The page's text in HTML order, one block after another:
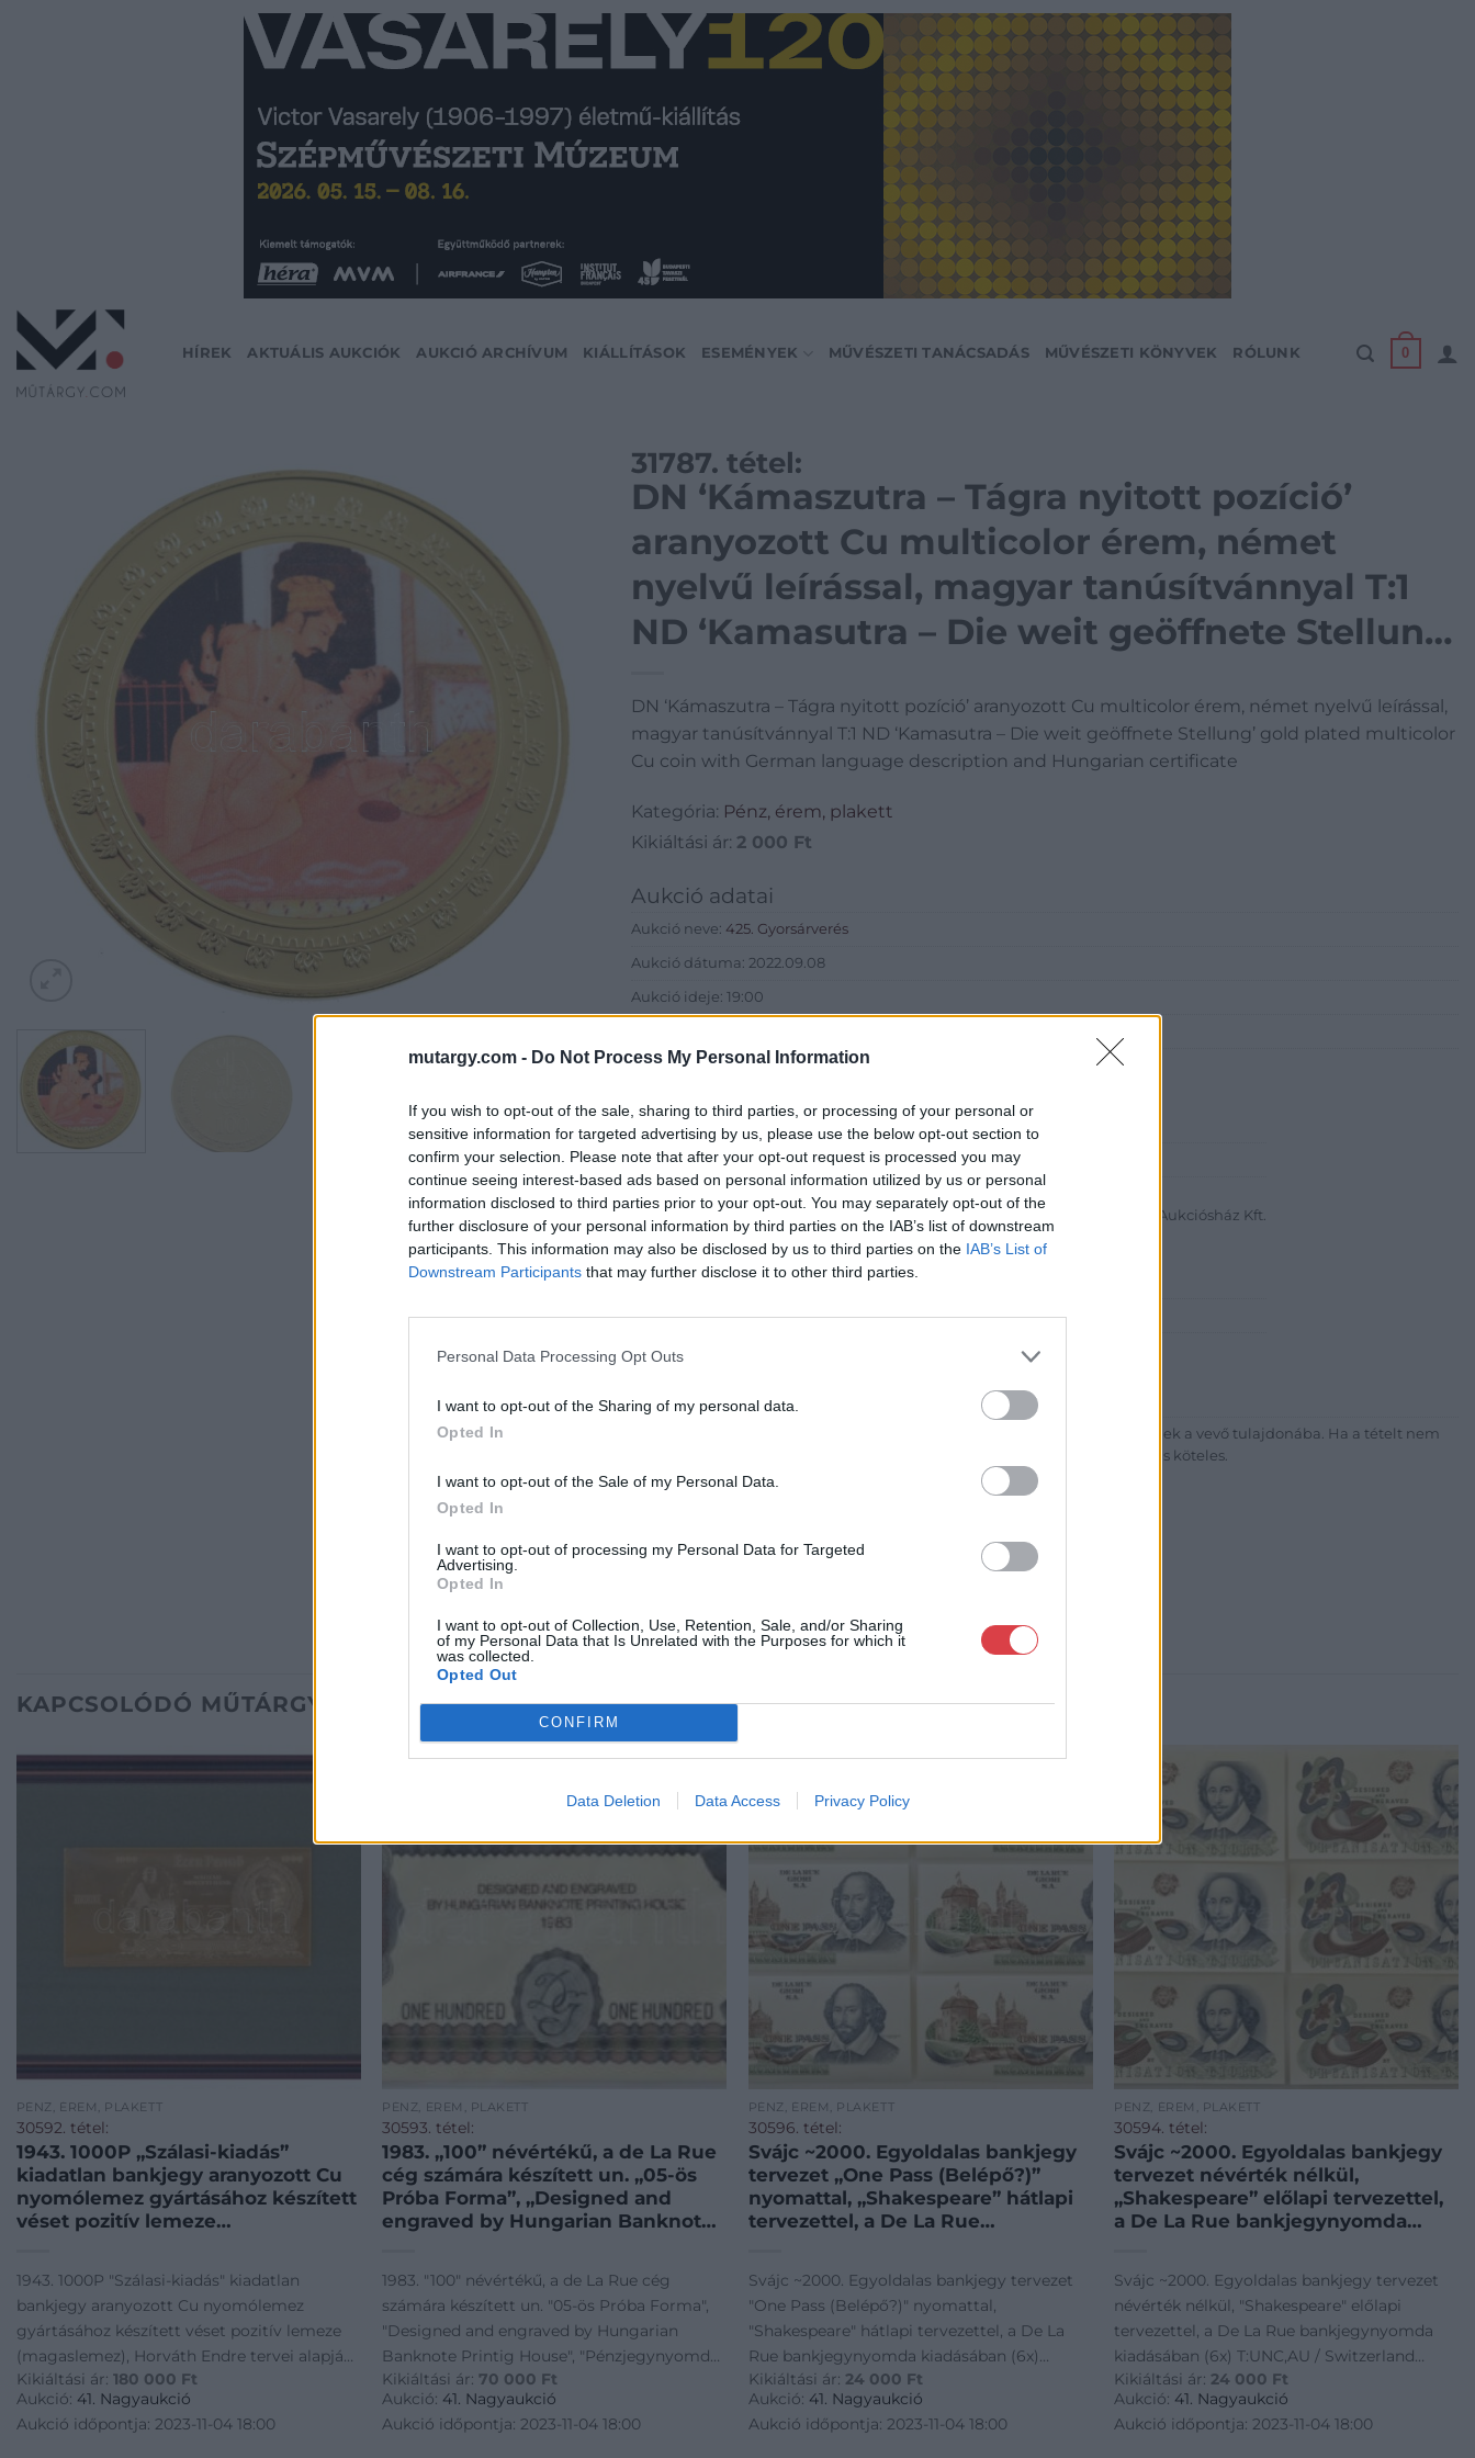
mutargy.com - Do Not Process My Personal Information
If you wish to opt-out of the sale, sharing to third parties, or processing of your personal or
sensitive information for targeted advertising by us, please use the below opt-out section to
confirm your selection. Please note that after your opt-out request is processed you may
continue seeing interest-based ads based on personal information utilized by us or personal
information disclosed to third parties prior to your opt-out. You may separately opt-out of the
further disclosure of your personal information by third parties on the IAB’s list of downstream
participants. This information may also be disclosed by us to third parties on the IAB’s List of
Downstream Participants that may further disclose it to other third parties.
Personal Data Processing Opt Outs
I want to opt-out of the Sharing of my personal data.
Opted In
I want to opt-out of the Sale of my Personal Data.
Opted In
I want to opt-out of processing my Personal Data for Targeted
Advertising.
Opted In
I want to opt-out of Collection, Use, Retention, Sale, and/or Sharing
of my Personal Data that Is Unrelated with the Purposes for which it
was collected.
Opted Out
CONFIRM
Data Deletion Data Access Privacy Policy
HÍREK AKTUÁLIS AUKCIÓK AUKCIÓ ARCHÍVUM KIÁLLÍTÁSOK ESEMÉNYEK MŰVÉSZETI TANÁCSADÁS MŰVÉSZETI KÖNYVEK RÓLUNK 0
31787. tétel:
DN ‘Kámaszutra – Tágra nyitott pozíció’
aranyozott Cu multicolor érem, német
nyelvű leírással, magyar tanúsítvánnyal T:1
ND ‘Kamasutra – Die weit geöffnete Stellung’
language description and
DN ‘Kámaszutra – Tágra nyitott pozíció’ aranyozott Cu multicolor érem, német nyelvű leírással,
magyar tanúsítvánnyal T:1 ND ‘Kamasutra – Die weit geöffnete Stellung’ gold plated multicolor
Cu coin with German language description and Hungarian certificate
Kategória: Pénz, érem, plakett
Kikiáltási ár: 2 000 Ft
Aukció adatai
Aukció neve: 425. Gyorsárverés
Aukció dátuma: 2022.09.08
Aukció ideje: 19:00
Tételszám: 31787
Eladó adatai
Eladó:Darabanth Kft
Cím: Csonka Krisztián
Darabanth Bélyegkereskedelmi és Aukciósház Kft.
Budapest
Andrássy út 16.
1061
Telefon: 317-4757, 266-4154, 318-4035
http://darabanth.com
Bemutatkozás: A tételek a leütési ár + 25% jutalék megfizetése után kerülnek a vevő tulajdonába. Ha a tételt nem
személyesen veszik át, a vevő a postaköltség, biztosítási díj megfizetésére is köteles.
KAPCSOLÓDÓ MŰTÁRGYAK
PÉNZ, ÉREM, PLAKETT
30592. tétel:
1943. 1000P „Szálasi-kiadás”
kiadatlan bankjegy aranyozott Cu
nyomólemez gyártásához készített
véset pozitív lemeze
(86x179mm) R! / Hungary 1943.
1000 Pengő „Szálasi issue” gilt Cu
positive pr
1943. 1000P "Szálasi-kiadás" kiadatlan
bankjegy aranyozott Cu nyomólemez
gyártásához készített véset pozitív lemeze
(magaslemez), Horváth Endre tervei alapján,
üvegezett keretben (86x179mm) R! /
Hungary 1943. 1000 Pengő "Szálasi issue" gilt
Cu positive pr
Kikiáltási ár: 180 000 Ft
Aukció: 41. Nagyaukció
Aukció időpontja: 2023-11-04 18:00
PÉNZ, ÉREM, PLAKETT
30593. tétel:
1983. „100” névértékű, a de La Rue
cég számára készített un. „05-ös
Próba Forma”, „Designed and
engraved by Hungarian Banknote
mappában T:UNC / Hungary 1983.
„100” denomination, made for the
„de La
1983. "100" névértékű, a de La Rue cég
számára készített un. "05-ös Próba Forma",
"Designed and engraved by Hungarian
Banknote Printig House", "Pénzjegynyomda
Részvénytársaság" karton mappában T:UNC
/ Hungary 1983. "100" denomination, made
for the "de La
Kikiáltási ár: 70 000 Ft
Aukció: 41. Nagyaukció
Aukció időpontja: 2023-11-04 18:00
PÉNZ, ÉREM, PLAKETT
30596. tétel:
Svájc ~2000. Egyoldalas bankjegy
tervezet „One Pass (Belépő?)”
nyomattal, „Shakespeare” hátlapi
tervezettel, a De La Rue
One-sided test banknote with
„One Pass (as a ticket?)” print, with
„Shake
Svájc ~2000. Egyoldalas bankjegy tervezet
"One Pass (Belépő?)" nyomattal,
"Shakespeare" hátlapi tervezettel, a De La
Rue bankjegynyomda kiadásában (6x)
T:UNC,AU / Switzerland ~2000. One-sided
test banknote with "One Pass (as a ticket?)"
print, with "Shake
Kikiáltási ár: 24 000 Ft
Aukció: 41. Nagyaukció
Aukció időpontja: 2023-11-04 18:00
PÉNZ, ÉREM, PLAKETT
30594. tétel:
Svájc ~2000. Egyoldalas bankjegy
tervezet névérték nélkül,
„Shakespeare” előlapi tervezettel,
a De La Rue bankjegynyomda
banknote without value, with
„Shakespeare” as an obverse draft,
made by t
Svájc ~2000. Egyoldalas bankjegy tervezet
névérték nélkül, "Shakespeare" előlapi
tervezettel, a De La Rue bankjegynyomda
kiadásában (6x) T:UNC,AU / Switzerland
~2000. One-sided test banknote without
value, with "Shakespeare" as an obverse
draft, made by t
Kikiáltási ár: 24 000 Ft
Aukció: 41. Nagyaukció
Aukció időpontja: 2023-11-04 18:00